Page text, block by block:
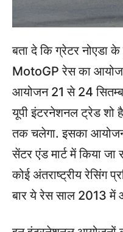
बता दे कि ग्रेटर नोएडा के
MotoGP रेस का
आयोजन 21 से 24
यूपी इंटरनेशनल ट्रेड शो
तक चलेगा. इसका आयोजन
सेंटर एंड मार्ट में किया
कोई अंतराष्ट्रीय रेसिंग
बार ये रेस साल 2013 में